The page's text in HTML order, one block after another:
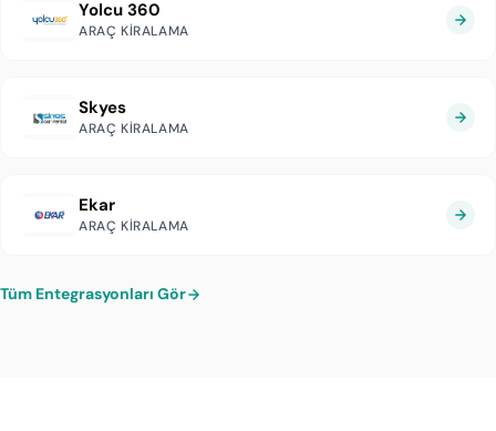
Yolcu 360
ARAÇ KIRALAMA
Skyes
ARAÇ KIRALAMA
Ekar
ARAÇ KIRALAMA
Tüm Entegrasyonları Gör